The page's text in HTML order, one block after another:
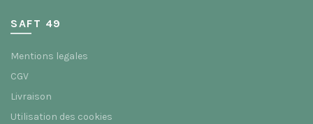
SAFT 49
Mentions legales
CGV
Livraison
Utilisation des cookies